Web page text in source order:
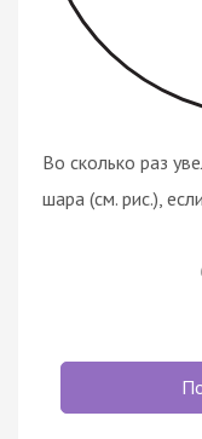
Во сколько раз
шара (см. рис.),